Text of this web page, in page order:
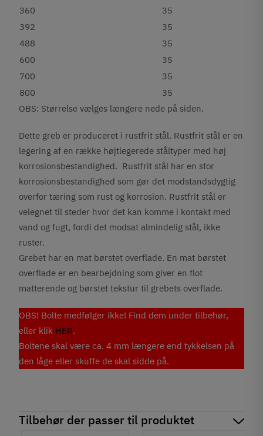
360
35
392
35
488
35
600
35
700
35
800
35
OBS: Størrelse vælges længere nede på siden.
Dette greb er produceret i rustfrit stål. Rustfrit stål er en
legering af en række højtlegerede ståltyper med høj
korrosionsbestandighed. Rustfrit stål har en stor
korrosionsbestandighed som gør det modstandsdygtig
overfor tæring som rust og korrosion. Rustfrit stål er
velegnet til steder hvor det kan komme i kontakt med
vand og fugt, fordi det modsat almindelig stål, ikke
ruster.
Grebet har en mat børstet overflade. En mat børstet
overflade er en bearbejdning som giver en flot
matterende og børstet tekstur til grebets overflade.
OBS! Bolte medfølger ikke! Find dem under tilbehør,
eller klik HER.
Boltene skal være ca. 4 mm længere end tykkelsen på
den låge eller skuffe de skal sidde på.
Tilbehør der passer til produktet